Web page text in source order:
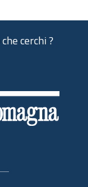
cerchi ?